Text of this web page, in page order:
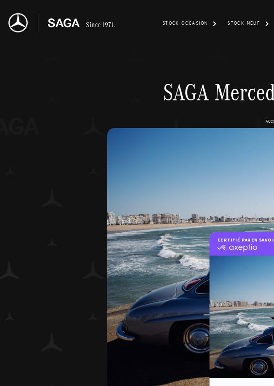
CERTIFIÉ PAR EN
certifié
sur
Axeptio
STOCK OCCASION STOCK NEUF
SAGA